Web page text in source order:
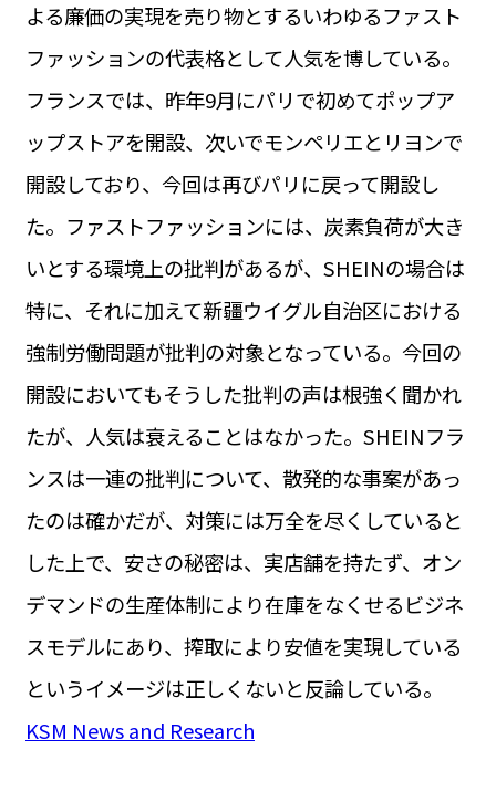
TAG
タグ
#トゥールーズ Toulouse
#レンタカー
#フランス旅行
#パリ
#お土産 #トリビア
#データで読み解くフランス
#フランス郵便情報
#フランス交通機関
#求人
#カルカッソンヌ Carcassonne
#サステナブル
#フランス生活
#レシピ #ビューティー
#コスメ
#アルザス地方
#フランスの地方 #フロマージュ
#おでかけ
#歴史
#お菓子 #SDGs #アート #車生活
よる廉価の実現を売り物とするいわゆるファスト
ファッションの代表格として人気を博している。
フランスでは、昨年9月にパリで初めてポップア
ップストアを開設、次いでモンペリエとリヨンで
開設しており、今回は再びパリに戻って開設し
た。ファストファッションには、炭素負荷が大き
いとする環境上の批判があるが、SHEINの場合は
特に、それに加えて新疆ウイグル自治区における
強制労働問題が批判の対象となっている。今回の
開設においてもそうした批判の声は根強く聞かれ
たが、人気は衰えることはなかった。SHEINフラ
ンスは一連の批判について、散発的な事案があっ
たのは確かだが、対策には万全を尽くしていると
した上で、安さの秘密は、実店舗を持たず、オン
デマンドの生産体制により在庫をなくせるビジネ
スモデルにあり、搾取により安値を実現している
というイメージは正しくないと反論している。
KSM News and Research